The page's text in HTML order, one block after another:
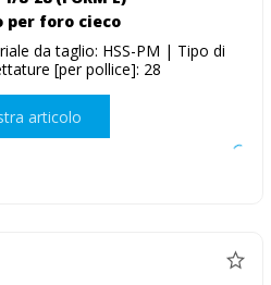
per foro cieco
da taglio: HSS-PM | Tipo di
[per pollice]: 28
articolo